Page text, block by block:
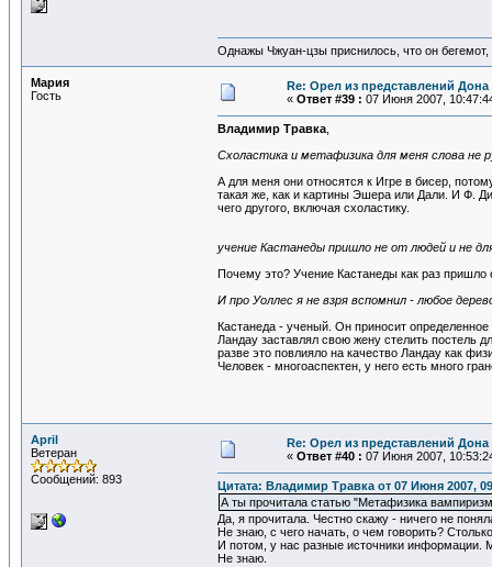
Однажы Чжуан-цзы приснилось, что он
Мария
Гость
Re: Орел из представлений Дона
« Ответ #39 : 07 Июня 2007,
Владимир Травка
Схоластика и метафизика для меня слова не
А для меня они относятся к Игре в бисер,
такая же, как и картины Эшера или Дали. И Ф.
чего другого, включая схоластику.
учение Кастанеды пришло не от людей и не
Почему это? Учение Кастанеды как раз
И про Уоллес я не взря вспомнил - любое
Кастанеда - ученый. Он приносит
Ландау заставлял свою жену стелить постель
разве это повлияло на качество Ландау как
Человек - многоаспектен, у него есть много
April
Ветеран
Сообщений: 893
Re: Орел из представлений Дона
« Ответ #40 : 07 Июня 2007,
Цитата: Владимир Травка от 07 Июня 2007,
А ты прочитала статью "Метафизика
Да, я прочитала. Честно скажу - ничего не
Не знаю, с чего начать, о чем говорить?
И потом, у нас разные источники информации.
Не знаю.